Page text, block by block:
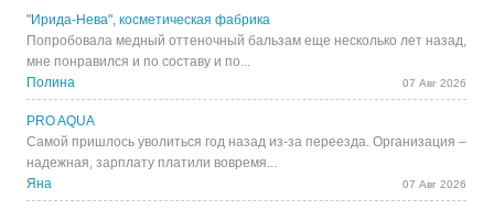
"Ирида-Нева", косметическая фабрика
Попробовала медный оттеночный бальзам еще несколько лет назад,
мне понравился и по составу и по...
Полина
07 Авг 2026
PRO AQUA
Самой пришлось уволиться год назад из-за переезда. Организация –
надежная, зарплату платили вовремя...
Яна
07 Авг 2026